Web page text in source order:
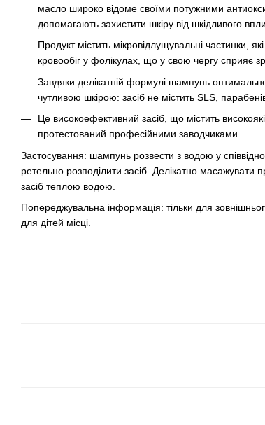
масло широко відоме своїми потужними
допомагають захистити шкіру від шкідливого
Продукт містить мікровідлущувальні частинки,
кровообіг у фолікулах, що у свою чергу сприяє
Завдяки делікатній формулі шампунь
чутливою шкірою: засіб не містить SLS, парабенів
Це високоефективний засіб, що містить
протестований професійними заводчиками.
Застосування: шампунь розвести з водою у
ретельно розподілити засіб. Делікатно масажувати
засіб теплою водою.
Попереджувальна інформація: тільки для
для дітей місці.